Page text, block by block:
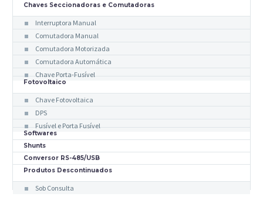
Chaves Seccionadoras e Comutadoras
Interruptora Manual
Comutadora Manual
Comutadora Motorizada
Comutadora Automática
Chave Porta-Fusível
Fotovoltaico
Chave Fotovoltaica
DPS
Fusível e Porta Fusível
Softwares
Shunts
Conversor RS-485/USB
Produtos Descontinuados
Sob Consulta